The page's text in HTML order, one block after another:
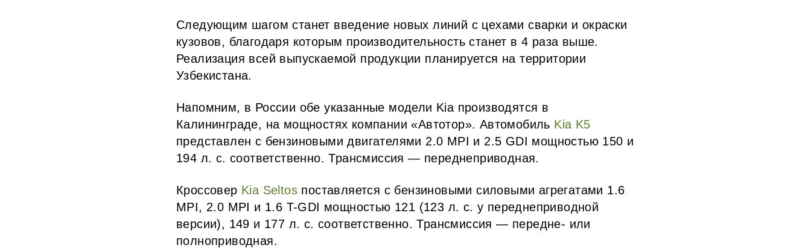
Следующим шагом станет введение новых линий с цехами сварки и окраски
кузовов, благодаря которым производительность станет в 4 раза выше.
Реализация всей выпускаемой продукции планируется на территории
Узбекистана.
Напомним, в России обе указанные модели Kia производятся в
Калининграде, на мощностях компании «Автотор». Автомобиль Kia K5
представлен с бензиновыми двигателями 2.0 MPI и 2.5 GDI мощностью 150 и
194 л. с. соответственно. Трансмиссия — переднеприводная.
Кроссовер Kia Seltos поставляется с бензиновыми силовыми агрегатами 1.6
MPI, 2.0 MPI и 1.6 T-GDI мощностью 121 (123 л. с. у переднеприводной
версии), 149 и 177 л. с. соответственно. Трансмиссия — передне- или
полноприводная.